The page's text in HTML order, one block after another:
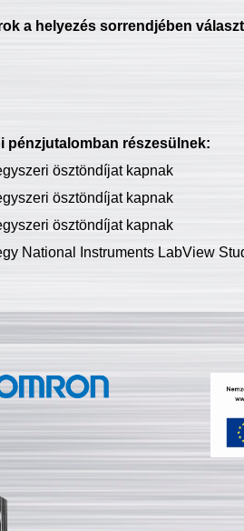
a helyezés sorrendjében
pénzjutalomban részesülnek:
ösztöndíjat kapnak
ösztöndíjat kapnak
ösztöndíjat kapnak
National Instruments LabView